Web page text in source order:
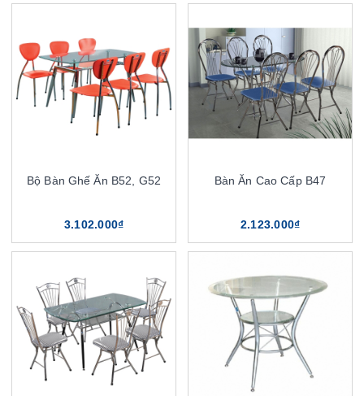
Bộ Bàn Ghế Ăn B52, G52
3.102.000₫
Bàn Ăn Cao Cấp B47
2.123.000₫